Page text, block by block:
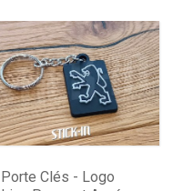
Porte Clés - Logo